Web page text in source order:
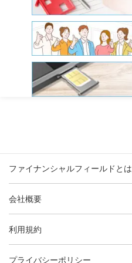
ファイナンシャルフィールドとは
会社概要
利用規約
プライバシーポリシー